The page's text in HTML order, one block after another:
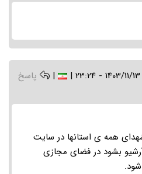
|
|
پاسخ
همه ی استانها در سایت
آرشیو بشود در فضای مجازی
شود.